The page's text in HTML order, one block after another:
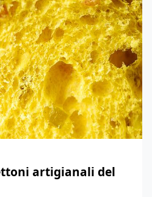
artigianali del